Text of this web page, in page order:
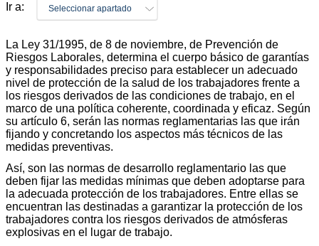
Ir a: Seleccionar apartado
La Ley 31/1995, de 8 de noviembre, de Prevención de
Riesgos Laborales, determina el cuerpo básico de garantías
y responsabilidades preciso para establecer un adecuado
nivel de protección de la salud de los trabajadores frente a
los riesgos derivados de las condiciones de trabajo, en el
marco de una política coherente, coordinada y eficaz. Según
su artículo 6, serán las normas reglamentarias las que irán
fijando y concretando los aspectos más técnicos de las
medidas preventivas.
Así, son las normas de desarrollo reglamentario las que
deben fijar las medidas mínimas que deben adoptarse para
la adecuada protección de los trabajadores. Entre ellas se
encuentran las destinadas a garantizar la protección de los
trabajadores contra los riesgos derivados de atmósferas
explosivas en el lugar de trabajo.